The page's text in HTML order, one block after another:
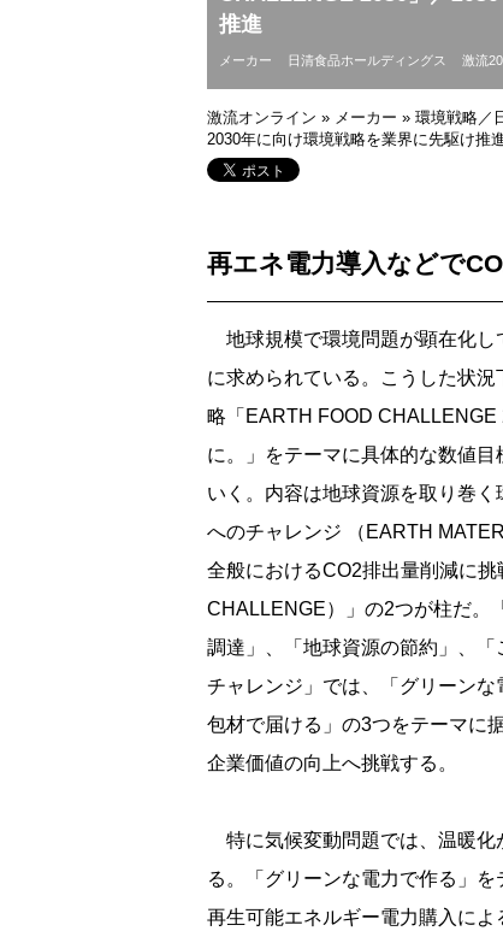
推進
メーカー 日清食品ホールディングス 激流
激流オンライン » メーカー » 環境戦略／
2030年に向け環境戦略を業界に先駆け推
再エネ電力導入などで
地球規模で環境問題が顕在化し
に求められている。こうした状
略「EARTH FOOD
に。」をテーマに具体的な数値
いく。内容は地球資源を取り巻
へのチャレンジ （EARTH
全般におけるCO2排出量削減に
CHALLENGE）」の2つが柱だ。
調達」、「地球資源の節約」、
チャレンジ」では、「グリーン
包材で届ける」の3つをテーマに
企業価値の向上へ挑戦する。
特に気候変動問題では、温暖化
る。「グリーンな電力で作る」
再生可能エネルギー電力購入に